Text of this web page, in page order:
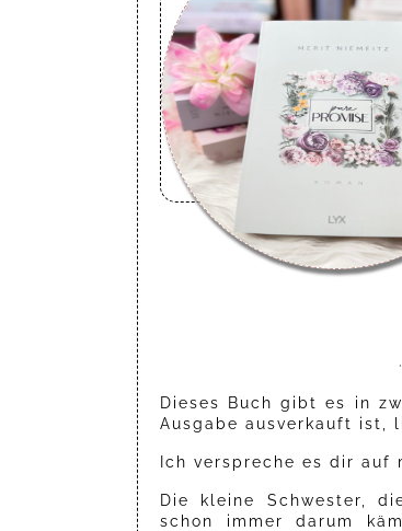
Dieses Buch gibt es in
Ausgabe ausverkauft ist,
Ich verspreche es dir
Die kleine Schwester,
schon immer darum